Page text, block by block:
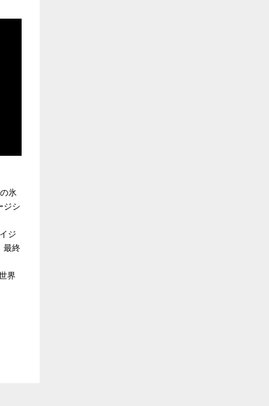
氷
ジシ
ジ
最終
界